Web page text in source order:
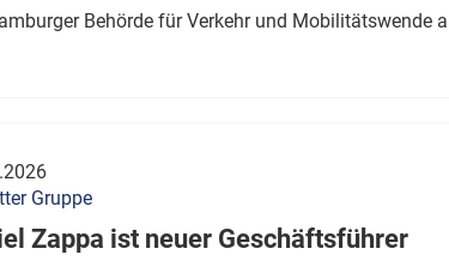
Behörde für Verkehr und Mobilitätswende
Gruppe
Zappa ist neuer Geschäftsführer